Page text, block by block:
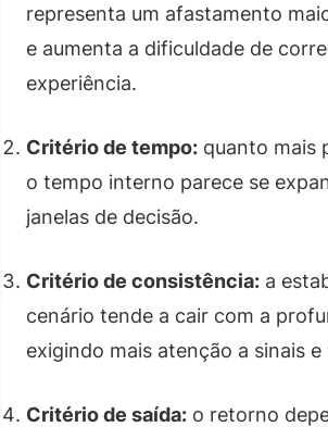
representa um afastamento
e aumenta a dificuldade de
experiência.
Critério de tempo: quanto mais
o tempo interno parece se
janelas de decisão.
Critério de consistência: a
cenário tende a cair com a
exigindo mais atenção a sinais e
Critério de saída: o retorno